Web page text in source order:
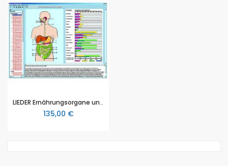
LIEDER Ernährungsorgane und Stoffwechsel des Menschen, interaktive CD-ROM (CD112)
135,00 €